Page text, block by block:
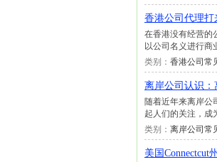
香港公司代理
在香港没有经营的
以公司名义进行商
类别： 香港公司常
离岸公司认识：
随着近年来离岸公
起人们的关注，成
类别： 离岸公司常
美国Connectcut